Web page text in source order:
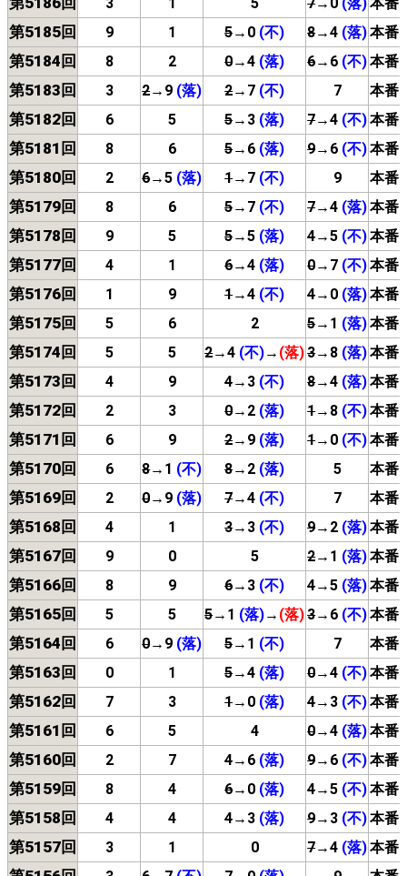
第5185回 9 1 5→0 (不) 8→4 (落)本番
第5184回 8 2 0→4 (落) 6→6 (不)本番
第5183回 3 2→9 (落) 2→7 (不) 7 本番
第5182回 6 5 5→3 (落) 7→4 (不)本番
第5181回 8 6 5→6 (落) 9→6 (不)本番
第5180回 2 6→5 (落) 1→7 (不) 9 本番
第5179回 8 6 5→7 (不) 7→4 (落)本番
第5178回 9 5 5→5 (落) 4→5 (不)本番
第5177回 4 1 6→4 (落) 0→7 (不)本番
第5176回 1 9 1→4 (不) 4→0 (落)本番
第5175回 5 6 2 5→1 (落)本番
第5174回 5 5 2→4 (不)→ (落)3→8 (落)本番
第5173回 4 9 4→3 (不) 8→4 (落)本番
第5172回 2 3 0→2 (落) 1→8 (不)本番
第5171回 6 9 2→9 (落) 1→0 (不)本番
第5170回 6 8→1 (不) 8→2 (落) 5 本番
第5169回 2 0→9 (落) 7→4 (不) 7 本番
第5168回 4 1 3→3 (不) 9→2 (落)本番
第5167回 9 0 5 2→1 (落)本番
第5166回 8 9 6→3 (不) 4→5 (落)本番
第5165回 5 5 5→1 (落)→ (落)3→6 (不)本番
第5164回 6 0→9 (落) 5→1 (不) 7 本番
第5163回 0 1 5→4 (落) 0→4 (不)本番
第5162回 7 3 1→0 (落) 4→3 (不)本番
第5161回 6 5 4 0→4 (落)本番
第5160回 2 7 4→6 (落) 9→6 (不)本番
第5159回 8 4 6→0 (落) 4→5 (不)本番
第5158回 4 4 4→3 (落) 9→3 (不)本番
第5157回 3 1 0 7→4 (落)本番